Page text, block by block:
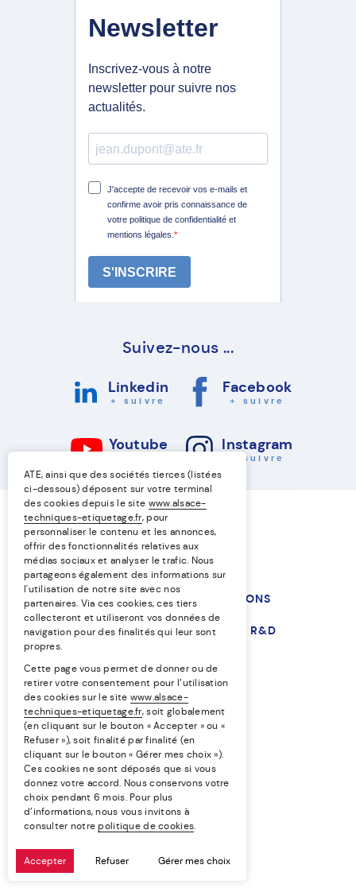
Suivez-nous ...
Linkedin
+ suivre
Facebook
+ suivre
Youtube Instagram
+ suivre
NOS TECHNIQUES NOS SOLUTIONS
NOS MARCHÉS L’ENTREPRISE R&D
FR
EN
Égalité professionnelle
Politique de confidentialité
Politique des cookies
Mentions légales
Site by LUCYAN.FR
ATE, ainsi que des sociétés tierces (listées
ci-dessous) déposent sur votre terminal
des cookies depuis le site www.alsace-
techniques-etiquetage.fr, pour
personnaliser le contenu et les annonces,
offrir des fonctionnalités relatives aux
médias sociaux et analyser le trafic. Nous
partageons également des informations sur
l'utilisation de notre site avec nos
partenaires. Via ces cookies, ces tiers
collecteront et utiliseront vos données de
navigation pour des finalités qui leur sont
propres.
Cette page vous permet de donner ou de
retirer votre consentement pour l’utilisation
des cookies sur le site www.alsace-
techniques-etiquetage.fr, soit globalement
(en cliquant sur le bouton « Accepter » ou «
Refuser »), soit finalité par finalité (en
cliquant sur le bouton « Gérer mes choix »).
Ces cookies ne sont déposés que si vous
donnez votre accord. Nous conservons votre
choix pendant 6 mois. Pour plus
d’informations, nous vous invitons à
consulter notrepolitique de cookies.
Accepter Refuser Gérer mes choix